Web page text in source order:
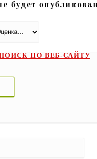
ПО ВЕБ-САЙТУ
будет